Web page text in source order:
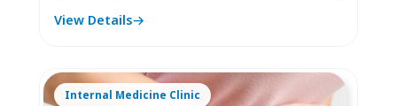
View Details
Internal Medicine Clinic